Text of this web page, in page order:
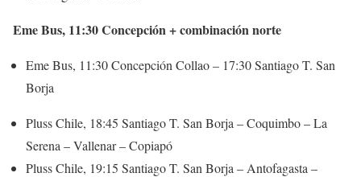
Eme Bus, 11:30 Concepción + combinación norte
Eme Bus, 11:30 Concepción Collao – 17:30 Santiago T. San
Borja
Pluss Chile, 18:45 Santiago T. San Borja – Coquimbo – La
Serena – Vallenar – Copiapó
Pluss Chile, 19:15 Santiago T. San Borja – Antofagasta –